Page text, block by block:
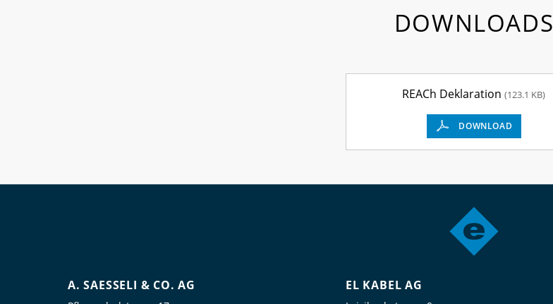
DOWNLOADS
REACh Deklaration(123.1 KB)
DOWNLOAD
A. SAESSELI & CO. AG EL KABEL AG